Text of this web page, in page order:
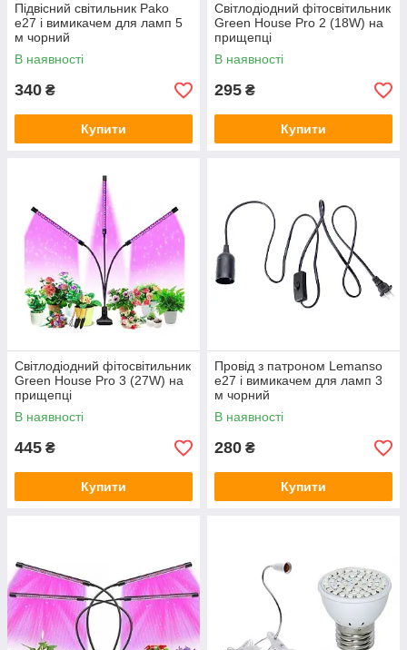
Підвісний світильник Pako
е27 і вимикачем для ламп 5
м чорний
В наявності
340 ₴
Купити
Світлодіодний фітосвітильник
Green House Pro 2 (18W) на
прищепці
В наявності
295 ₴
Купити
Світлодіодний фітосвітильник
Green House Pro 3 (27W) на
прищепці
В наявності
445 ₴
Купити
Провід з патроном Lemanso
е27 і вимикачем для ламп 3
м чорний
В наявності
280 ₴
Купити